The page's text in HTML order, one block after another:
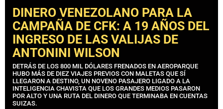
DINERO VENEZOLANO PARA LA
CAMPAÑA DE CFK: A 19 AÑOS DEL
INGRESO DE LAS VALIJAS DE
ANTONINI WILSON
DETRÁS DE LOS 800 MIL DÓLARES FRENADOS EN AEROPARQUE
HUBO MÁS DE DIEZ VIAJES PREVIOS CON MALETAS QUE SÍ
LLEGARON A DESTINO, UN NOVENO PASAJERO LIGADO A LA
INTELIGENCIA CHAVISTA QUE LOS GRANDES MEDIOS PASARON
POR ALTO Y UNA RUTA DEL DINERO QUE TERMINABA EN CUENTAS
SUIZAS.